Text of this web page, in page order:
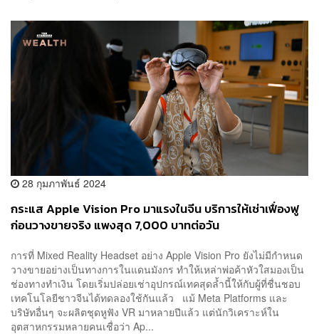
28 กุมภาพันธ์ 2024
กระแส Apple Vision Pro มาแรงในจีน บริการให้เช่าเฟื่องฟู
ก่อนวางขายจริง แพงสุด 7,000 บาทต่อวัน
การที่ Mixed Reality Headset อย่าง Apple Vision Pro ยังไม่มีกำหนด
วางขายอย่างเป็นทางการในแดนมังกร ทำให้เหล่าพ่อค้าหัวใสมองเป็น
ช่องทางทำเงิน โดยเริ่มปล่อยเช่าอุปกรณ์เทคสุดล้ำนี้ให้กับผู้ที่ชื่นชอบ
เทคโนโลยีชาวจีนได้ทดลองใช้กันแล้ว แม้ Meta Platforms และ
บริษัทอื่นๆ จะผลิตชุดหูฟัง VR มาหลายปีแล้ว แต่นักวิเคราะห์ใน
อุตสาหกรรมหลายคนเชื่อว่า Ap...